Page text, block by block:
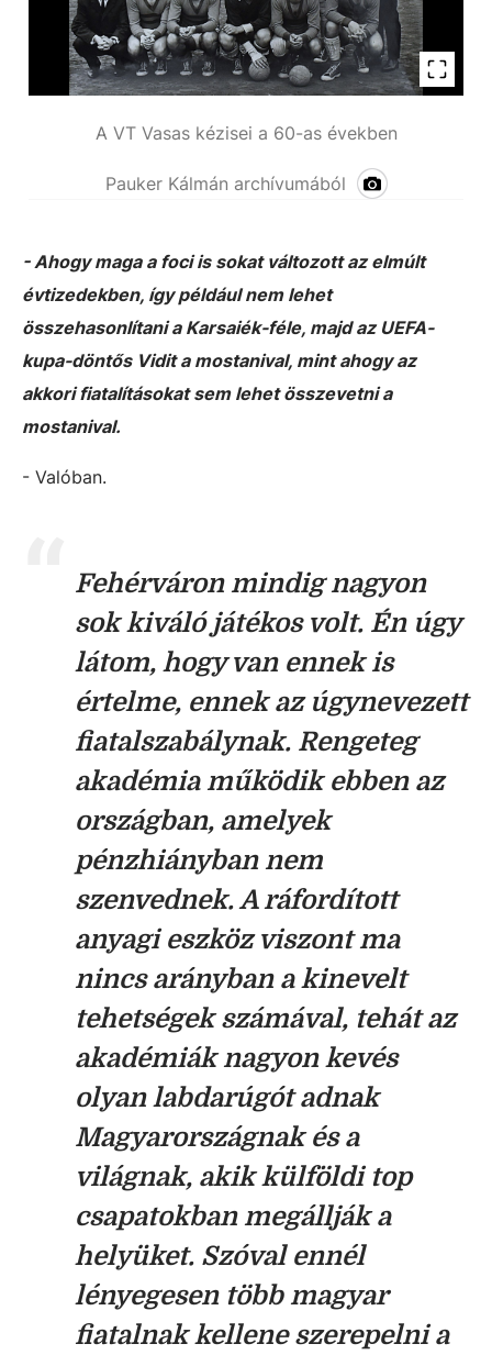
A VT Vasas kézisei a 60-as években
Pauker Kálmán archívumából
- Ahogy maga a foci is sokat változott az elmúlt
évtizedekben, így például nem lehet
összehasonlítani a Karsaiék-féle, majd az UEFA-
kupa-döntős Vidit a mostanival, mint ahogy az
akkori fiatalításokat sem lehet összevetni a
mostanival.
- Valóban.
Fehérváron mindig nagyon
sok kiváló játékos volt. Én úgy
látom, hogy van ennek is
értelme, ennek az úgynevezett
fiatalszabálynak. Rengeteg
akadémia működik ebben az
országban, amelyek
pénzhiányban nem
szenvednek. A ráfordított
anyagi eszköz viszont ma
nincs arányban a kinevelt
tehetségek számával, tehát az
akadémiák nagyon kevés
olyan labdarúgót adnak
Magyarországnak és a
világnak, akik külföldi top
csapatokban megállják a
helyüket. Szóval ennél
lényegesen több magyar
fiatalnak kellene szerepelni a